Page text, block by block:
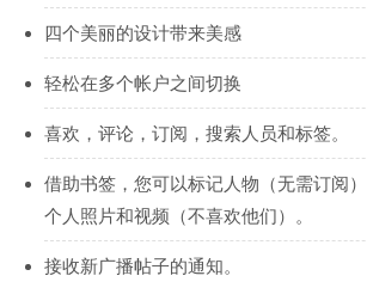
四个美丽的设计带来美感
轻松在多个帐户之间切换
喜欢，评论，订阅，搜索人员和标签。
借助书签，您可以标记人物（无需订阅
个人照片和视频（不喜欢他们）。
接收新广播帖子的通知。